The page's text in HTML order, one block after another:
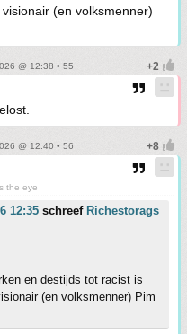
(en volksmenner)
@ 12:38 • 55
@ 12:40 • 56
the eye
12:35 schreef Richestorags
en destijds tot racist is
(en volksmenner) Pim